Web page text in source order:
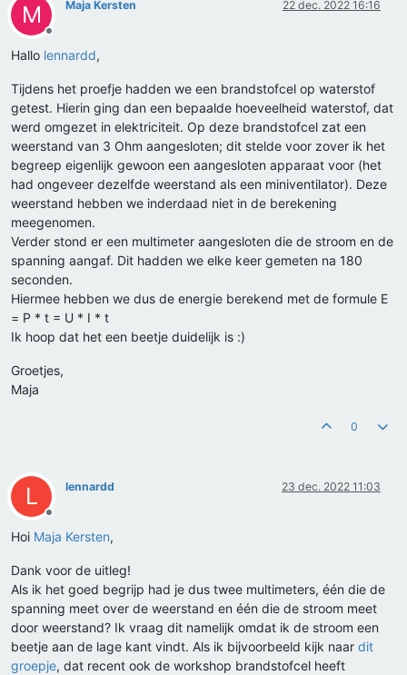
M
Offline
Maja Kersten 22 dec. 2022 16:16
Hallo lennardd,
Tijdens het proefje hadden we een brandstofcel op waterstof
getest. Hierin ging dan een bepaalde hoeveelheid waterstof, dat
werd omgezet in elektriciteit. Op deze brandstofcel zat een
weerstand van 3 Ohm aangesloten; dit stelde voor zover ik het
begreep eigenlijk gewoon een aangesloten apparaat voor (het
had ongeveer dezelfde weerstand als een miniventilator). Deze
weerstand hebben we inderdaad niet in de berekening
meegenomen.
Verder stond er een multimeter aangesloten die de stroom en de
spanning aangaf. Dit hadden we elke keer gemeten na 180
seconden.
Hiermee hebben we dus de energie berekend met de formule E
= P * t = U * I * t
Ik hoop dat het een beetje duidelijk is :)
Groetjes,
Maja
0
L
Offline
lennardd 23 dec. 2022 11:03
Hoi Maja Kersten,
Dank voor de uitleg!
Als ik het goed begrijp had je dus twee multimeters, één die de
spanning meet over de weerstand en één die de stroom meet
door weerstand? Ik vraag dit namelijk omdat ik de stroom een
beetje aan de lage kant vindt. Als ik bijvoorbeeld kijk naar dit
groepje, dat recent ook de workshop brandstofcel heeft